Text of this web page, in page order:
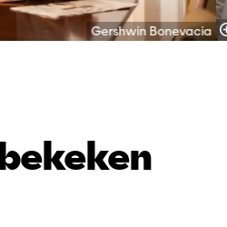
Gershwin Bonevacia